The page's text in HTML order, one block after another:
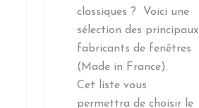
classiques ? Voici une
sélection des principaux
fabricants de fenêtres
(Made in France).
Cet liste vous
permettra de choisir le